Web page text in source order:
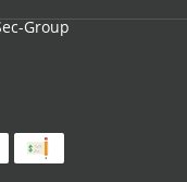
Group